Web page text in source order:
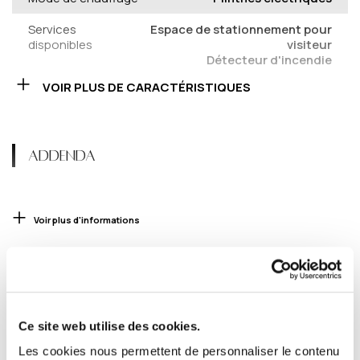
Ce site web utilise des cookies.
Les cookies nous permettent de personnaliser le contenu
Services
disponibles
Espace de stationnement pour
visiteur
Détecteur d'incendie
Approvisionnement en eau
PVC
Foyers-poêles
Foyer au gaz
Garage
Simple largeur
VOIR PLUS DE CARACTÉRISTIQUES
ADDENDA
Voir plus d'informations
INCLUSIONS
Réfrigérateur LG, cuisinière LG, lave-vaisselle